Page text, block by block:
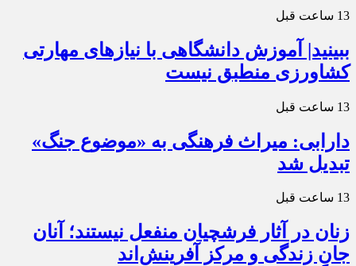
13 ساعت قبل
ببینید| آموزش دانشگاهی با نیازهای مهارتی
کشاورزی منطبق نیست
13 ساعت قبل
دارابی: میراث‌ فرهنگی به «موضوع جنگ»
تبدیل شد
13 ساعت قبل
زنان در آثار فرشچیان منفعل نیستند؛ آنان
جانِ زندگی و مرکز آفرینش‌اند